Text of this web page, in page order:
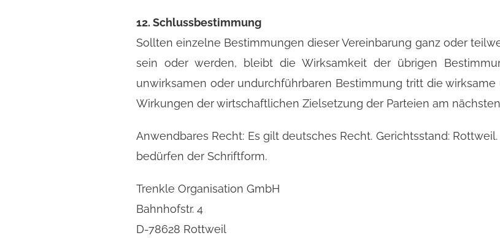
12. Schlussbestimmung
Sollten einzelne Bestimmungen dieser Vereinbarung ganz oder
sein oder werden, bleibt die Wirksamkeit der übrigen
unwirksamen oder undurchführbaren Bestimmung tritt die
Wirkungen der wirtschaftlichen Zielsetzung der Parteien am
Anwendbares Recht: Es gilt deutsches Recht. Gerichtsstand:
bedürfen der Schriftform.
Trenkle Organisation GmbH
Bahnhofstr. 4
D-78628 Rottweil